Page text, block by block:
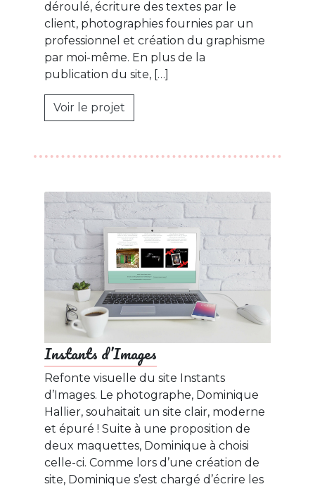
déroulé, écriture des textes par le
client, photographies fournies par un
professionnel et création du graphisme
par moi-même. En plus de la
publication du site, […]
Voir le projet
Instants d’Images
Refonte visuelle du site Instants
d’Images. Le photographe, Dominique
Hallier, souhaitait un site clair, moderne
et épuré ! Suite à une proposition de
deux maquettes, Dominique à choisi
celle-ci. Comme lors d’une création de
site, Dominique s’est chargé d’écrire les